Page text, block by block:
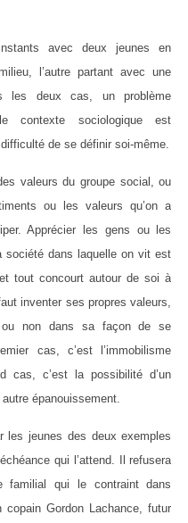
avec deux jeunes en
l’autre partant avec une
les deux cas, un problème
sociologique est
de se définir soi-même.
valeurs du groupe social, ou
ou les valeurs qu’on a
Apprécier les gens ou les
société dans laquelle on vit est
tout concourt autour de soi à
inventer ses propres valeurs,
ou non dans sa façon de se
cas, c’est l’immobilisme
cas, c’est la possibilité d’un
épanouissement.
les jeunes des deux exemples
qui l’attend. Il refusera
familial qui le contraint dans
copain Gordon Lachance, futur